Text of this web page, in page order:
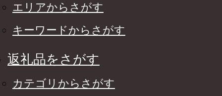
エリアからさがす
キーワードからさがす
返礼品をさがす
カテゴリからさがす